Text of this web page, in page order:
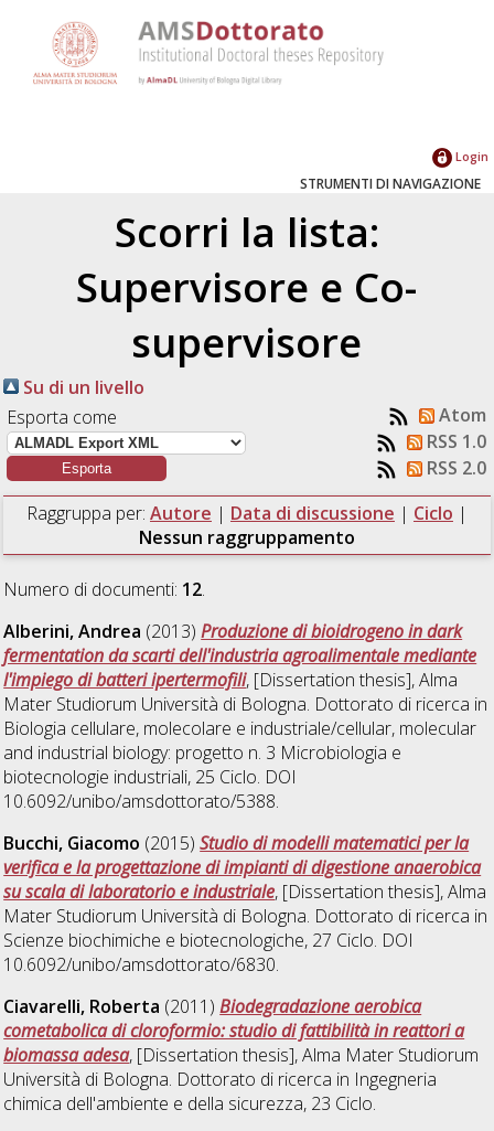
Login
STRUMENTI DI NAVIGAZIONE
Scorri la lista:
Supervisore e Co-
supervisore
Su di un livello
Esporta come
Atom
RSS 1.0
RSS 2.0
Raggruppa per: Autore | Data di discussione | Ciclo |
Nessun raggruppamento
Numero di documenti: 12.
Alberini, Andrea (2013)Produzione di bioidrogeno in dark
fermentation da scarti dell'industria agroalimentale mediante
l'impiego di batteri ipertermofili, [Dissertation thesis], Alma
Mater Studiorum Università di Bologna. Dottorato di ricerca in
Biologia cellulare, molecolare e industriale/cellular, molecular
and industrial biology: progetto n. 3 Microbiologia e
biotecnologie industriali, 25 Ciclo. DOI
10.6092/unibo/amsdottorato/5388.
Bucchi, Giacomo (2015)Studio di modelli matematici per la
verifica e la progettazione di impianti di digestione anaerobica
su scala di laboratorio e industriale, [Dissertation thesis], Alma
Mater Studiorum Università di Bologna. Dottorato di ricerca in
Scienze biochimiche e biotecnologiche, 27 Ciclo. DOI
10.6092/unibo/amsdottorato/6830.
Ciavarelli, Roberta (2011)Biodegradazione aerobica
cometabolica di cloroformio: studio di fattibilità in reattori a
biomassa adesa, [Dissertation thesis], Alma Mater Studiorum
Università di Bologna. Dottorato di ricerca in Ingegneria
chimica dell'ambiente e della sicurezza, 23 Ciclo.